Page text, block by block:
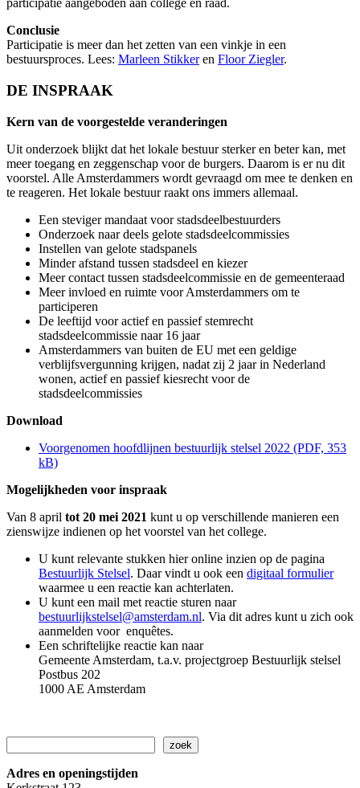
participatie aangeboden aan college en raad.
Conclusie
Participatie is meer dan het zetten van een vinkje in een
bestuursproces. Lees: Marleen Stikkeren Floor Ziegler.
DE INSPRAAK
Kern van de voorgestelde veranderingen
Uit onderzoek blijkt dat het lokale bestuur sterker en beter kan, met
meer toegang en zeggenschap voor de burgers. Daarom is er nu dit
voorstel. Alle Amsterdammers wordt gevraagd om mee te denken en
te reageren. Het lokale bestuur raakt ons immers allemaal.
Een steviger mandaat voor stadsdeelbestuurders
Onderzoek naar deels gelote stadsdeelcommissies
Instellen van gelote stadspanels
Minder afstand tussen stadsdeel en kiezer
Meer contact tussen stadsdeelcommissie en de gemeenteraad
Meer invloed en ruimte voor Amsterdammers om te
participeren
De leeftijd voor actief en passief stemrecht
stadsdeelcommissie naar 16 jaar
Amsterdammers van buiten de EU met een geldige
verblijfsvergunning krijgen, nadat zij 2 jaar in Nederland
wonen, actief en passief kiesrecht voor de
stadsdeelcommissies
Download
Voorgenomen hoofdlijnen bestuurlijk stelsel 2022 (PDF, 353
kB)
Mogelijkheden voor inspraak
Van 8 april tot 20 mei 2021 kunt u op verschillende manieren een
zienswijze indienen op het voorstel van het college.
U kunt relevante stukken hier online inzien op de pagina
Bestuurlijk Stelsel. Daar vindt u ook een digitaal formulier
waarmee u een reactie kan achterlaten.
U kunt een mail met reactie sturen naar
bestuurlijkstelsel@amsterdam.nl. Via dit adres kunt u zich ook
aanmelden voor enquêtes.
Een schriftelijke reactie kan naar
Gemeente Amsterdam, t.a.v. projectgroep Bestuurlijk stelsel
Postbus 202
1000 AE Amsterdam
zoek
Adres en openingstijden